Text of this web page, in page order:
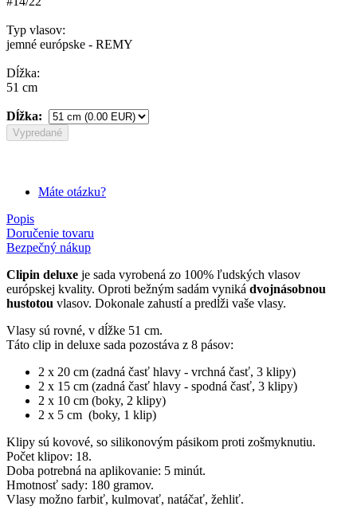
Typ vlasov:
jemné európske - REMY
Dĺžka:
51 cm
Dĺžka:
Vypredané
Máte otázku?
Popis
Doručenie tovaru
Bezpečný nákup
Clipin deluxe je sada vyrobená zo 100% ľudských vlasov
európskej kvality. Oproti bežným sadám vyniká dvojnásobnou
hustotou vlasov. Dokonale zahustí a predĺži vaše vlasy.
Vlasy sú rovné, v dĺžke 51 cm.
Táto clip in deluxe sada pozostáva z 8 pásov:
2 x 20 cm (zadná časť hlavy - vrchná časť, 3 klipy)
2 x 15 cm (zadná časť hlavy - spodná časť, 3 klipy)
2 x 10 cm (boky, 2 klipy)
2 x 5 cm (boky, 1 klip)
Klipy sú kovové, so silikonovým pásikom proti zošmyknutiu.
Počet klipov: 18.
Doba potrebná na aplikovanie: 5 minút.
Hmotnosť sady: 180 gramov.
Vlasy možno farbiť, kulmovať, natáčať, žehliť.